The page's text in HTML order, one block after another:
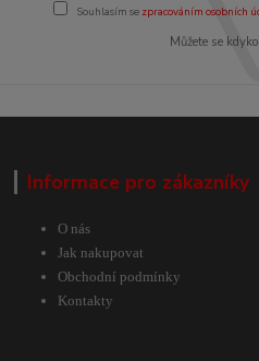
Souhlasím se zpracováním osobních
Můžete se
Informace pro zákazníky
O nás
Jak nakupovat
Obchodní podmínky
Kontakty